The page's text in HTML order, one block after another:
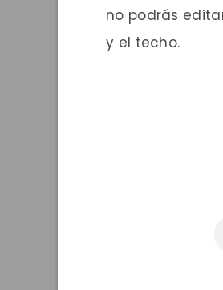
no podrás
y el techo.